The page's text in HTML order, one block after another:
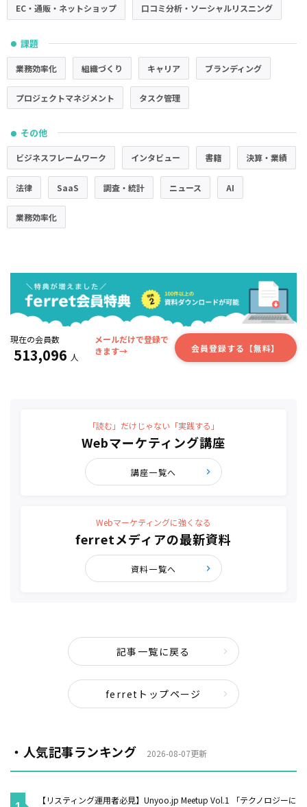
EC・通販・ネットショップ 口コミ分析・ソーシャルリスニング
● 課題
業務効率化 組織づくり キャリア ブランディング
プロジェクトマネジメント タスク管理
● その他
ビジネスフレームワーク インタビュー 書籍 決算・業績
法律 SaaS 調査・統計 ニュース AI
業務効率化
現在の会員数
513,096 人
メールだけで登録で
きます→
会員登録する【無料】
「読む」だけじゃない「実践する」
Webマーケティング講座
講座一覧へ
Webマーケティングに強くなる
ferretメディアの最新資料
資料一覧へ
記事一覧に戻る
ferretトップページ
・人気記事ランキング 2026-08-07更新
【リスティング運用者必見】Unyoo.jp Meetup Vol.1 「テクノロジーに